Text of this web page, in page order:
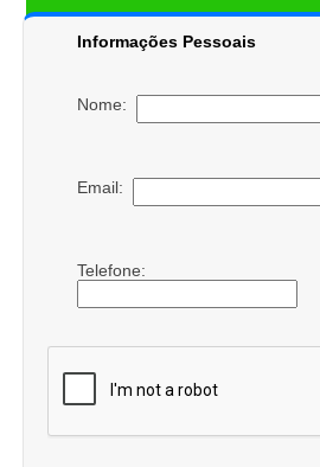
Informações Pessoais
Nome:
Email:
Telefone: